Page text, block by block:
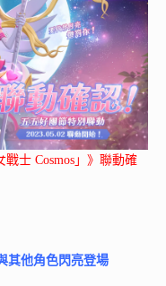
戰士 Cosmos」》聯動確
其他角色閃亮登場